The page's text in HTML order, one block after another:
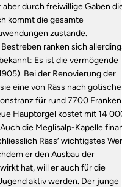
durch freiwillige Gaben
kommt die gesamte
zustande.
ranken sich
Es ist die vermögende
Bei der Renovierung der
eine von Räss nach
für rund 7700
Hauptorgel kostet mit 14
die Meglisalp-Kapelle
Räss’ wichtigstes
er den Ausbau der
hat, will er auch für die
aktiv werden. Der junge